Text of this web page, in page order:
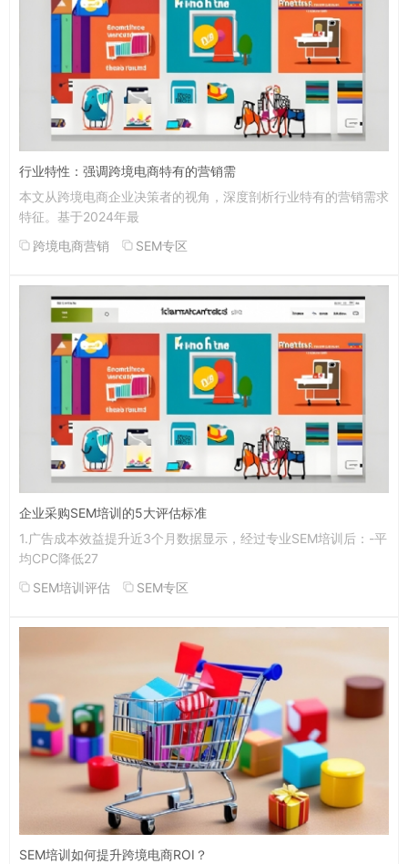
行业特性：强调跨境电商特有的营销需
本文从跨境电商企业决策者的视角，深度剖析行业特有的营销需求
特征。基于2024年最
跨境电商营销
SEM专区
企业采购SEM培训的5大评估标准
1.广告成本效益提升近3个月数据显示，经过专业SEM培训后：-平
均CPC降低27
SEM培训评估
SEM专区
SEM培训如何提升跨境电商ROI？